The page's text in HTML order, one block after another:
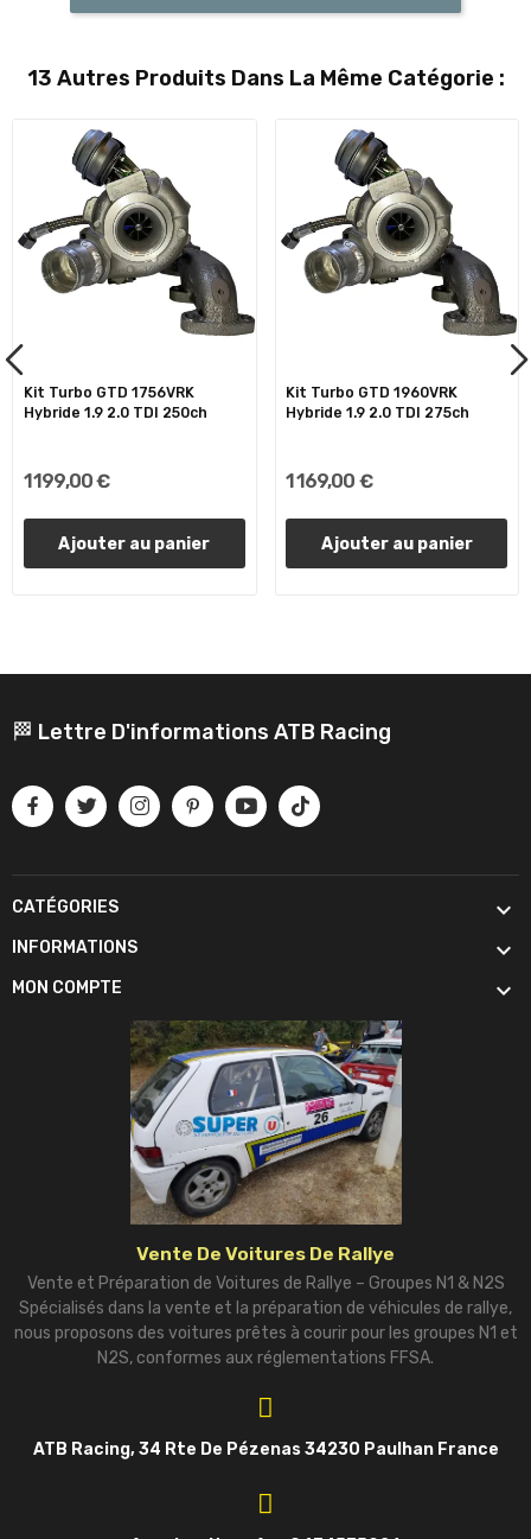
13 Autres Produits Dans La Même Catégorie :
Kit Turbo GTD 1756VRK
Hybride 1.9 2.0 TDI 250ch
1 199,00 €
Ajouter au panier
Kit Turbo GTD 1960VRK
Hybride 1.9 2.0 TDI 275ch
1 169,00 €
Ajouter au panier
🏁 Lettre D'informations ATB Racing
CATÉGORIES 
INFORMATIONS 
MON COMPTE 
Vente De Voitures De Rallye
Vente et Préparation de Voitures de Rallye – Groupes N1 & N2S
Spécialisés dans la vente et la préparation de véhicules de rallye,
nous proposons des voitures prêtes à courir pour les groupes N1 et
N2S, conformes aux réglementations FFSA.
ATB Racing, 34 Rte De Pézenas 34230 Paulhan France